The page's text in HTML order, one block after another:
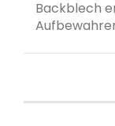
Backblech